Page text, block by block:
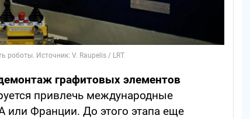
графитовых элементов
привлечь международные
или Франции. До этого этапа еще